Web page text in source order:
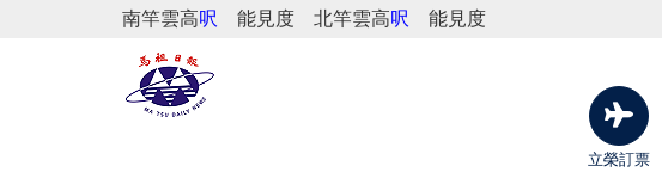
南竿雲高呎 能見度 北竿雲高呎 能見度
立榮訂票